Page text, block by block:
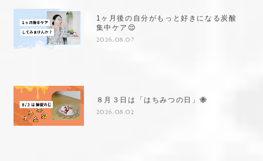
1ヶ月後の自分がもっと好きになる炭酸
集中ケア😌
2026.08.07
８月３日は「はちみつの日」🐝
2026.08.02